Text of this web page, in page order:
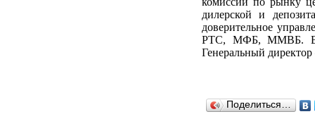
дилерской и
доверительное
РТС, МФБ, ММВБ.
Генеральный
Поделиться…